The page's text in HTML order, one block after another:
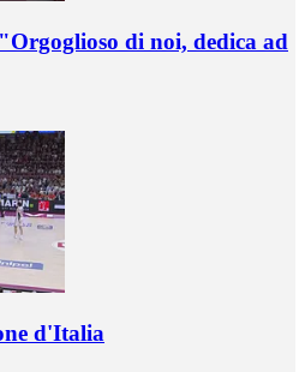
di noi, dedica ad
d'Italia